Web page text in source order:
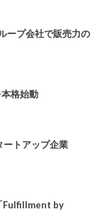
ープ会社で販売力の
格始動
ートアップ企業
Fulfillment by